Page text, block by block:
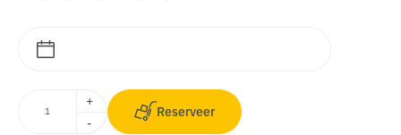
+
-
Reserveer